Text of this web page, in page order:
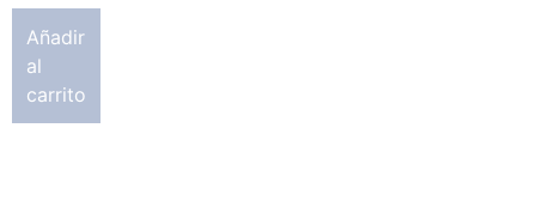
Añadir
al
carrito